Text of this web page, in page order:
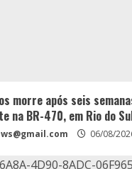
morre após seis
na BR-470, em Rio do
06/08/